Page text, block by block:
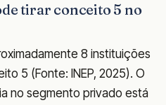
tirar conceito 5 no
8 instituições
5 (Fonte: INEP, 2025). O
no segmento privado está